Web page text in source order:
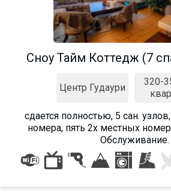
Сноу Тайм Коттедж (7
Центр Гудаури
320-
сдается полностью, 5 сан.
номера, пять 2х местных
Обслуживание.